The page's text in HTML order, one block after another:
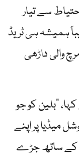
سے تیار
ہمیشہ ہی ٹریڈ
والی داڑھی
"بلین کو جو
میڈیا پر اپنے
کے ساتھ جڑے